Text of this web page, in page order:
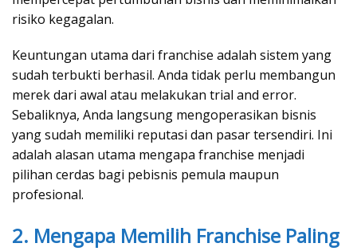
risiko kegagalan.
Keuntungan utama dari franchise adalah sistem yang
sudah terbukti berhasil. Anda tidak perlu membangun
merek dari awal atau melakukan trial and error.
Sebaliknya, Anda langsung mengoperasikan bisnis
yang sudah memiliki reputasi dan pasar tersendiri. Ini
adalah alasan utama mengapa franchise menjadi
pilihan cerdas bagi pebisnis pemula maupun
profesional.
2. Mengapa Memilih Franchise Paling